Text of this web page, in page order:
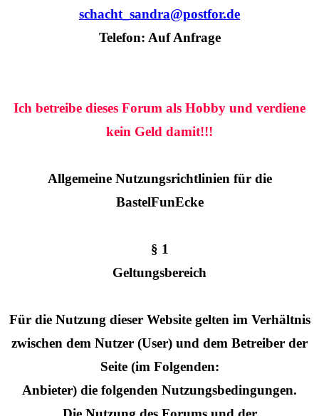
schacht_sandra@postfor.de
Telefon: Auf Anfrage
Ich betreibe dieses Forum als Hobby und verdiene
kein Geld damit!!!
Allgemeine Nutzungsrichtlinien für die
BastelFunEcke
§ 1
Geltungsbereich
Für die Nutzung dieser Website gelten im Verhältnis
zwischen dem Nutzer (User) und dem Betreiber der
Seite (im Folgenden:
Anbieter) die folgenden Nutzungsbedingungen.